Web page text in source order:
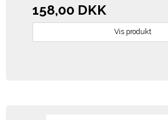
158,00 DKK
Vis produkt